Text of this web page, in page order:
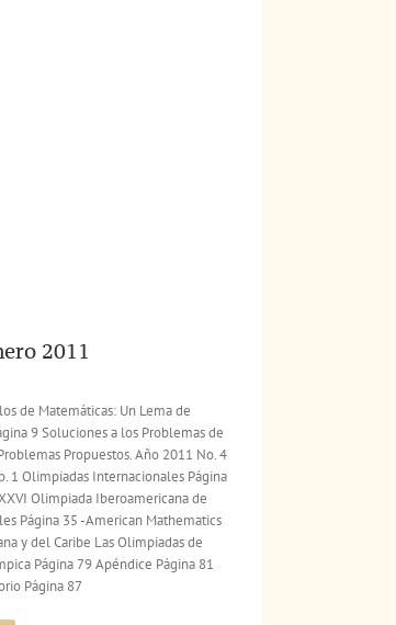
2011
de Matemáticas: Un Lema de
9 Soluciones a los Problemas de
Propuestos. Año 2011 No. 4
1 Olimpiadas Internacionales Página
Olimpiada Iberoamericana de
Página 35 -American Mathematics
y del Caribe Las Olimpiadas de
Página 79 Apéndice Página 81
Página 87